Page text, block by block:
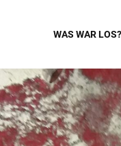
WAS WAR LOS?